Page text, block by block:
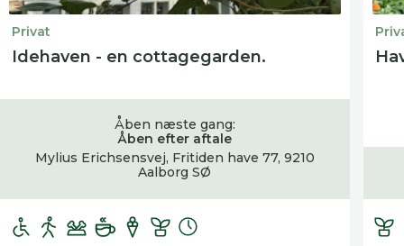
Privat
Idehaven - en cottagegarden.
Åben næste gang:
Åben efter aftale
Mylius Erichsensvej, Fritiden have 77, 9210
Aalborg SØ